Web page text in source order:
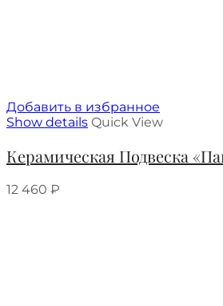
Добавить в избранное
Show details Quick View
Керамическая Подвеска
12 460 ₽